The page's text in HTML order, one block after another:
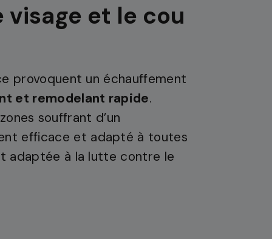
et le cou
provoquent un échauffement
et remodelant rapide.
souffrant d’un
efficace et adapté à toutes
adaptée à la lutte contre le